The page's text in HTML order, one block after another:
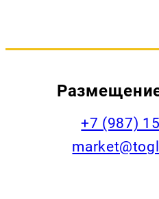
+7 (987)